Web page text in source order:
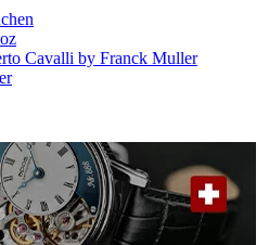
Cavalli by Franck Muller